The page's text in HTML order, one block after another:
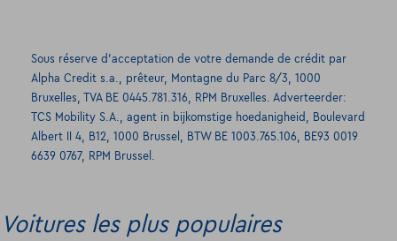
Sous réserve d’acceptation de votre demande de crédit par
Alpha Credit s.a., prêteur, Montagne du Parc 8/3, 1000
Bruxelles, TVA BE 0445.781.316, RPM Bruxelles. Adverteerder:
TCS Mobility S.A., agent in bijkomstige hoedanigheid, Boulevard
Albert II 4, B12, 1000 Brussel, BTW BE 1003.765.106, BE93 0019
6639 0767, RPM Brussel.
Voitures les plus populaires